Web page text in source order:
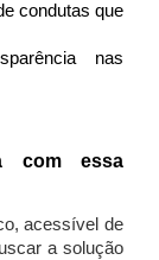
condutas que
nas
com essa
acessível de
a solução